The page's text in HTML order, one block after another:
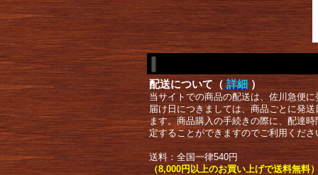
配送について（ 詳細 ）
当サイトでの商品の配送は、佐川急便
届け日につきましては、商品ごとに発
ます。商品購入の手続きの際に、配達
定することができますのでご利用くださ
送料：全国一律540円
（8,000円以上のお買い上げで送料無料